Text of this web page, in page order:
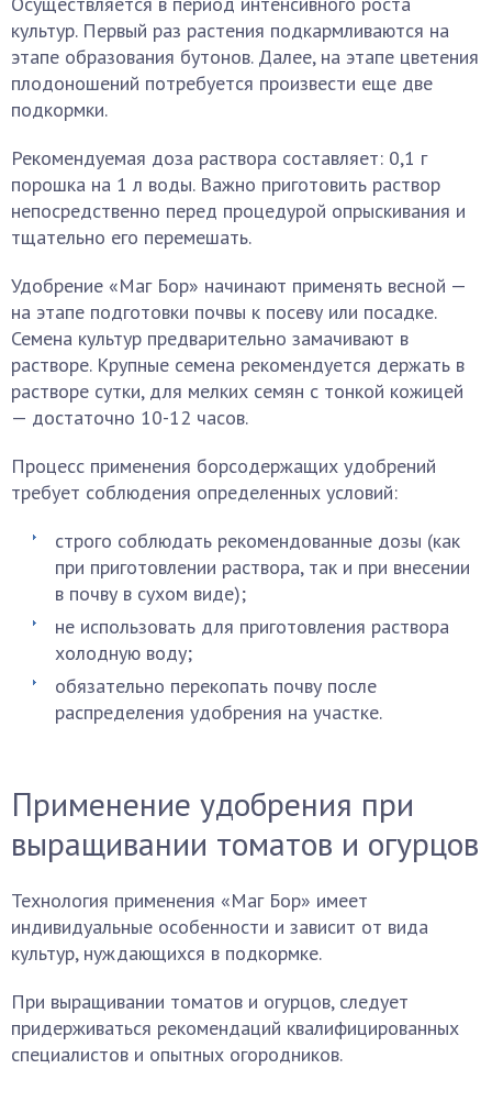
культур. Первый раз растения подкармливаются на
этапе образования бутонов. Далее, на этапе цветения
плодоношений потребуется произвести еще две
подкормки.
Рекомендуемая доза раствора составляет: 0,1 г
порошка на 1 л воды. Важно приготовить раствор
непосредственно перед процедурой опрыскивания и
тщательно его перемешать.
Удобрение «Маг Бор» начинают применять весной —
на этапе подготовки почвы к посеву или посадке.
Семена культур предварительно замачивают в
растворе. Крупные семена рекомендуется держать в
растворе сутки, для мелких семян с тонкой кожицей
— достаточно 10-12 часов.
Процесс применения борсодержащих удобрений
требует соблюдения определенных условий:
строго соблюдать рекомендованные дозы (как
при приготовлении раствора, так и при внесении
в почву в сухом виде);
не использовать для приготовления раствора
холодную воду;
обязательно перекопать почву после
распределения удобрения на участке.
Применение удобрения при
выращивании томатов и огурцов
Технология применения «Маг Бор» имеет
индивидуальные особенности и зависит от вида
культур, нуждающихся в подкормке.
При выращивании томатов и огурцов, следует
придерживаться рекомендаций квалифицированных
специалистов и опытных огородников.